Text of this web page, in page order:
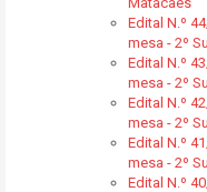
Edital N.º
mesa - 2º
Edital N.º
mesa - 2º
Edital N.º
mesa - 2º
Edital N.º
mesa - 2º
Edital N.º